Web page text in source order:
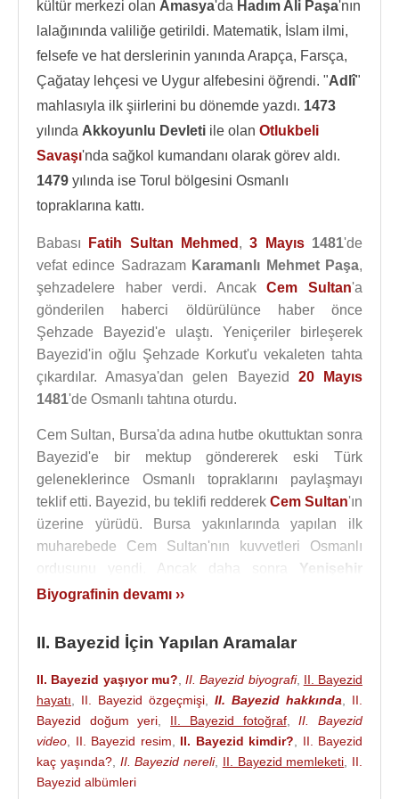
kültür merkezi olan Amasya'da Hadım Ali Paşa'nın
lalağınında valiliğe getirildi. Matematik, İslam ilmi,
felsefe ve hat derslerinin yanında Arapça, Farsça,
Çağatay lehçesi ve Uygur alfebesini öğrendi. "Adlî"
mahlasıyla ilk şiirlerini bu dönemde yazdı. 1473
yılında Akkoyunlu Devleti ile olan Otlukbeli
Savaşı'nda sağkol kumandanı olarak görev aldı.
1479 yılında ise Torul bölgesini Osmanlı
topraklarına kattı.
Babası Fatih Sultan Mehmed ,3 Mayıs 1481'de
vefat edince Sadrazam Karamanlı Mehmet Paşa,
şehzadelere haber verdi. AncakCem Sultan'a
gönderilen haberci öldürülünce haber önce
Şehzade Bayezid'e ulaştı. Yeniçeriler birleşerek
Bayezid'in oğlu Şehzade Korkut'u vekaleten tahta
çıkardılar. Amasya'dan gelen Bayezid 20 Mayıs
1481'de Osmanlı tahtına oturdu.
Cem Sultan, Bursa'da adına hutbe okuttuktan sonra
Bayezid'e bir mektup göndererek eski Türk
geleneklerince Osmanlı topraklarını paylaşmayı
teklif etti. Bayezid, bu teklifi redderek Cem Sultan'ın
üzerine yürüdü. Bursa yakınlarında yapılan ilk
muharebede Cem Sultan'nın kuvvetleri Osmanlı
ordusunu yendi. Ancak daha sonra Yenişehir
Savaşı'nda Cem Sultan yenilerek Konya'da
kaldıktan sonra Karaman Valisi
Kasım Bey
gönderdi.
Cem Sultan Kahire'deyken Bayezid'ten bir mektup
aldı. Mektupta eğer saltanat mücadelesinden
vazgeçerse hayatının sonuna kadar para tahsil
edileceği söyleniyordu. Saltanat mücadelesinden
Biyografinin devamı ››
II. Bayezid İçin Yapılan Aramalar
II. Bayezid yaşıyor mu? II. Bayezid biyografi, II. Bayezid
hayatı
II. Bayezid özgeçmişi II. Bayezid hakkında
II.
Bayezid doğum yeri
II. Bayezid fotoğraf,II. Bayezid
video
II. Bayezid resim II. Bayezid kimdir?
II. Bayezid
kaç yaşında?, II. Bayezid nereli, II. Bayezid memleketi
II.
Bayezid albümleri